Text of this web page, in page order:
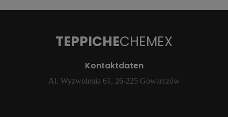
TEPPICHECHEMEX
Kontaktdaten
Al. Wyzwolenia 61, 26-225 Gowarczów